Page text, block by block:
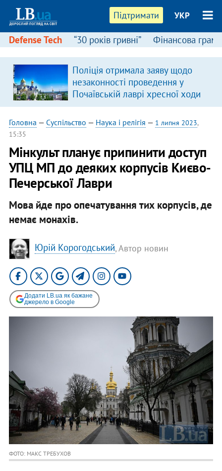
Підтримати УКР
Defense Tech “30 років гривні” Фінансова
Поліція отримала заяву щодо
незаконності проведення у
Почаївській лаврі хресної ходи
Головна — Суспільство — Наука і релігія — 1 липня 2023,
15:35
Мінкульт планує припинити доступ
УПЦ МП до деяких корпусів Києво-
Печерської Лаври
Мова йде про опечатування тих корпусів, де
немає монахів.
Юрій Корогодський, Автор новин
Додати LB.ua як бажане
джерело в Google
ФОТО: МАКС ТРЕБУХОВ